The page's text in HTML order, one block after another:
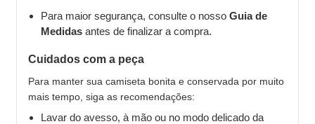
Para maior segurança, consulte o nosso Guia de
Medidas antes de finalizar a compra.
Cuidados com a peça
Para manter sua camiseta bonita e conservada por muito
mais tempo, siga as recomendações:
Lavar do avesso, à mão ou no modo delicado da